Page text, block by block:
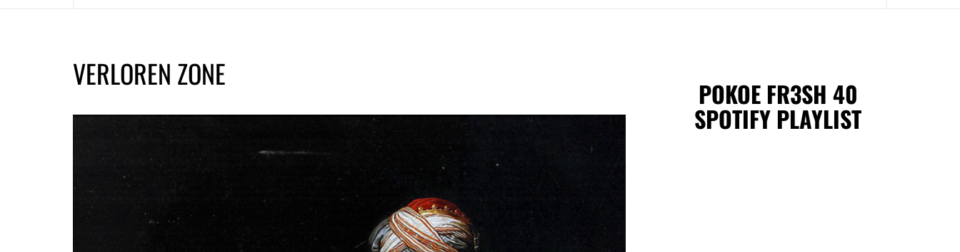
VERLOREN ZONE
POKOE FR3SH 40
SPOTIFY PLAYLIST